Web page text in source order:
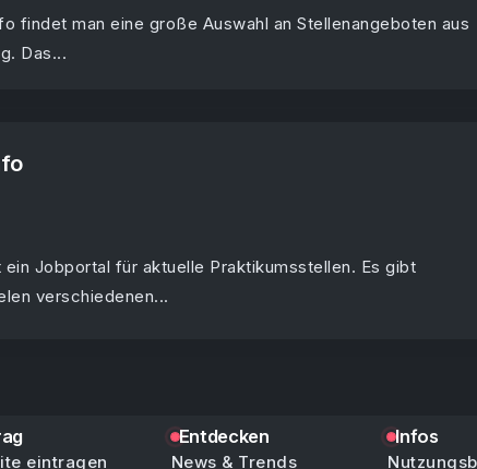
findet man eine große Auswahl an Stellenangeboten aus
Das...
Jobportal für aktuelle Praktikumsstellen. Es gibt
verschiedenen...
eintragen
Entdecken
News & Trends
Infos